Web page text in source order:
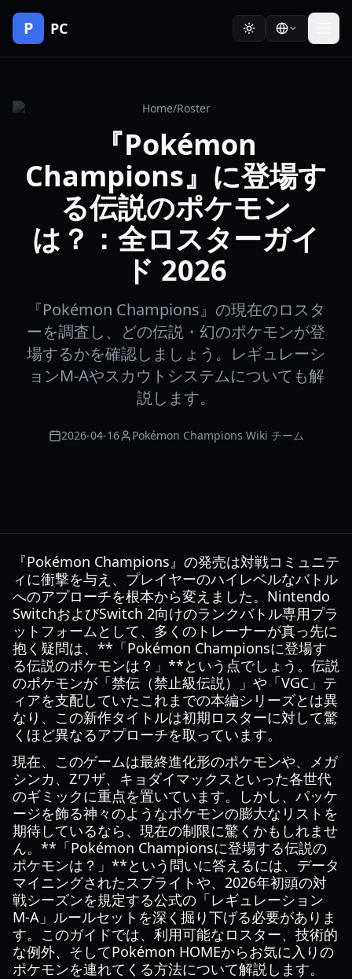
P PC
Home/Roster
『Pokémon
Champions』に登場す
る伝説のポケモン
は？：全ロスターガイ
ド 2026
『Pokémon Champions』の現在のロスタ
ーを調査し、どの伝説・幻のポケモンが登
場するかを確認しましょう。レギュレーシ
ョンM-Aやスカウトシステムについても解
説します。
2026-04-16 Pokémon Champions Wiki チーム
『Pokémon Champions』の発売は対戦コミュニテ
ィに衝撃を与え、プレイヤーのハイレベルなバトル
へのアプローチを根本から変えました。Nintendo
SwitchおよびSwitch 2向けのランクバトル専用プラ
ットフォームとして、多くのトレーナーが真っ先に
抱く疑問は、**「Pokémon Championsに登場す
る伝説のポケモンは？」**という点でしょう。伝説
のポケモンが「禁伝（禁止級伝説）」や「VGC」テ
ィアを支配していたこれまでの本編シリーズとは異
なり、この新作タイトルは初期ロスターに対して驚
くほど異なるアプローチを取っています。
現在、このゲームは最終進化形のポケモンや、メガ
シンカ、Zワザ、キョダイマックスといった各世代
のギミックに重点を置いています。しかし、パッケ
ージを飾る神々のようなポケモンの膨大なリストを
期待しているなら、現在の制限に驚くかもしれませ
ん。**「Pokémon Championsに登場する伝説の
ポケモンは？」**という問いに答えるには、データ
マイニングされたスプライトや、2026年初頭の対
戦シーズンを規定する公式の「レギュレーション
M-A」ルールセットを深く掘り下げる必要がありま
す。このガイドでは、利用可能なロスター、技術的
な例外、そしてPokémon HOMEからお気に入りの
ポケモンを連れてくる方法について解説します。